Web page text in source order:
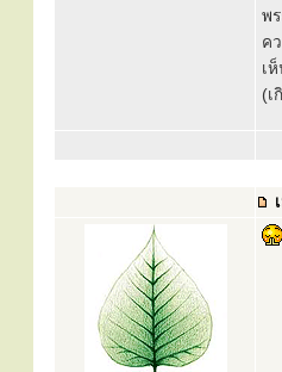
พ
ค
เ
(เ